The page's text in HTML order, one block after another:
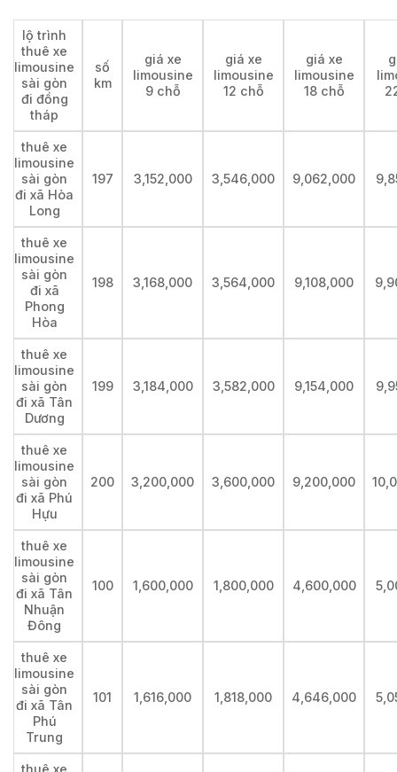
lộ trình
thuê xe
limousine
sài gòn
đi đồng
tháp
số
km
giá xe
limousine
9 chỗ
giá xe
limousine
12 chỗ
giá xe
limousine
18 chỗ
thuê xe
limousine
sài gòn
đi xã Hòa
Long
197 3,152,000 3,546,000 9,062,000
thuê xe
limousine
sài gòn
đi xã
Phong
Hòa
198 3,168,000 3,564,000 9,108,000
thuê xe
limousine
sài gòn
đi xã Tân
Dương
199 3,184,000 3,582,000 9,154,000
thuê xe
limousine
sài gòn
đi xã Phú
Hựu
200 3,200,000 3,600,000 9,200,000
thuê xe
limousine
sài gòn
đi xã Tân
Nhuận
Đông
100 1,600,000 1,800,000 4,600,000
thuê xe
limousine
sài gòn
đi xã Tân
Phú
Trung
101 1,616,000 1,818,000 4,646,000
thuê xe